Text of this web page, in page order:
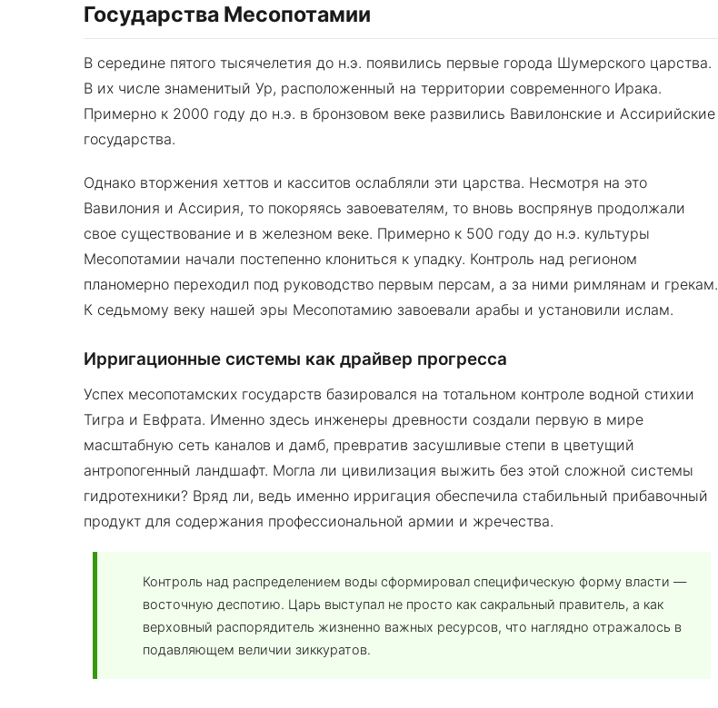
Государства Месопотамии
В середине пятого тысячелетия до н.э. появились первые города Шумерского царства.
В их числе знаменитый Ур, расположенный на территории современного Ирака.
Примерно к 2000 году до н.э. в бронзовом веке развились Вавилонские и Ассирийские
государства.
Однако вторжения хеттов и касситов ослабляли эти царства. Несмотря на это
Вавилония и Ассирия, то покоряясь завоевателям, то вновь воспрянув продолжали
свое существование и в железном веке. Примерно к 500 году до н.э. культуры
Месопотамии начали постепенно клониться к упадку. Контроль над регионом
планомерно переходил под руководство первым персам, а за ними римлянам и грекам.
К седьмому веку нашей эры Месопотамию завоевали арабы и установили ислам.
Ирригационные системы как драйвер прогресса
Успех месопотамских государств базировался на тотальном контроле водной стихии
Тигра и Евфрата. Именно здесь инженеры древности создали первую в мире
масштабную сеть каналов и дамб, превратив засушливые степи в цветущий
антропогенный ландшафт. Могла ли цивилизация выжить без этой сложной системы
гидротехники? Вряд ли, ведь именно ирригация обеспечила стабильный прибавочный
продукт для содержания профессиональной армии и жречества.
Контроль над распределением воды сформировал специфическую форму власти —
восточную деспотию. Царь выступал не просто как сакральный правитель, а как
верховный распорядитель жизненно важных ресурсов, что наглядно отражалось в
подавляющем величии зиккуратов.